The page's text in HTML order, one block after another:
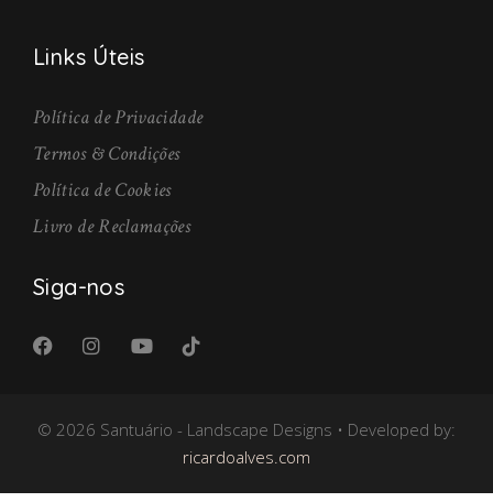
Links Úteis
Política de Privacidade
Termos & Condições
Política de Cookies
Livro de Reclamações
Siga-nos
© 2026 Santuário - Landscape Designs • Developed by:
ricardoalves.com